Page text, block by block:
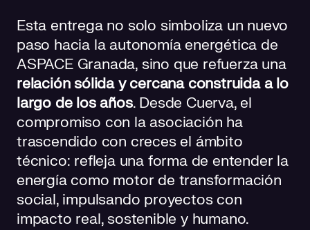
Esta entrega no solo simboliza un nuevo
paso hacia la autonomía energética de
ASPACE Granada, sino que refuerza una
relación sólida y cercana construida a lo
largo de los años. Desde Cuerva, el
compromiso con la asociación ha
trascendido con creces el ámbito
técnico: refleja una forma de entender la
energía como motor de transformación
social, impulsando proyectos con
impacto real, sostenible y humano.